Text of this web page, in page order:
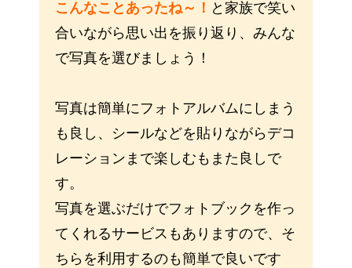
こんなことあったね～！ と家族で笑い
合いながら思い出を振り返り、みんな
で写真を選びましょう！
写真は簡単にフォトアルバムにしまう
も良し、シールなどを貼りながらデコ
レーションまで楽しむもまた良しで
す。
写真を選ぶだけでフォトブックを作っ
てくれるサービスもありますので、そ
ちらを利用するのも簡単で良いです